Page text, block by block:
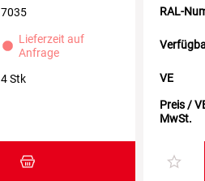
7035
Lieferzeit auf
Anfrage
4 Stk
Zum Warenkorb hinzufügen
RAL-
VE
Preis /
MwSt.